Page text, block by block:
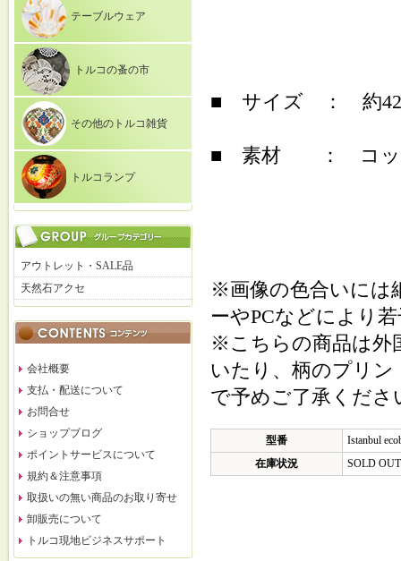
テーブルウェア
トルコの蚤の市
その他のトルコ雑貨
トルコランプ
アウトレット・SALE品
天然石アクセ
会社概要
支払・配送について
お問合せ
ショップブログ
ポイントサービスについて
規約＆注意事項
取扱いの無い商品のお取り寄せ
卸販売について
トルコ現地ビジネスサポート
■ サイズ ： 約
■ 素材 ： コット
※画像の色合いには
ーやPCなどにより
※こちらの商品は外
いたり、柄のプリ
で予めご了承くださ
型番
Istanbul
在庫状況
SOLD OUT